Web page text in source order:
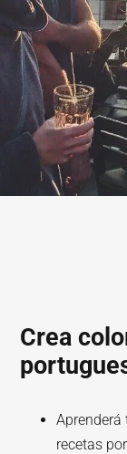
Crea
recetas